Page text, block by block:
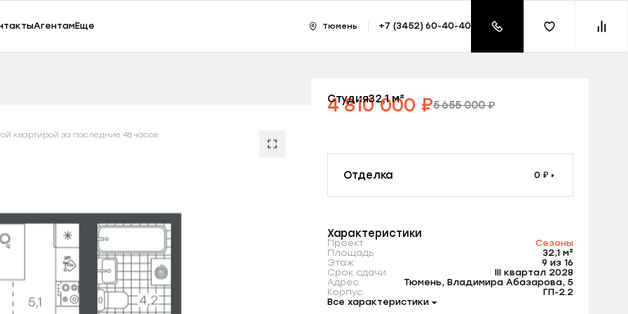
АгентамЕще Тюмень +7 (3452) 60-40-40
квартирой за последние 48 часов
Студия32,1 м²
4 810 000 ₽5 655 000₽
Отделка 0 ₽
Характеристики
Проект
Сезоны
Площадь
32,1 м²
Этаж
9 из 16
Срок сдачи
III квартал 2028
Адрес
Тюмень, Владимира Абазарова, 5
Корпус
ГП-2.2
Все характеристики